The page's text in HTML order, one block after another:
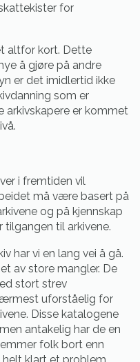
for
altfor kort. Dette
å gjøre på andre
er det imidlertid ikke
som er
arkivskapere er kommet
i fremtiden vil
må være basert på
og på kjennskap
til arkivene.
har vi en lang vei å gå.
av store mangler. De
stort strev
uforståelig for
Disse katalogene
antakelig har de en
folk bort enn